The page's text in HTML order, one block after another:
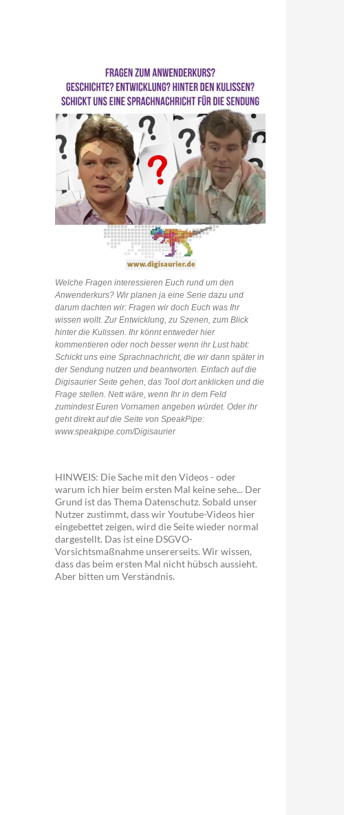
Welche Fragen interessieren Euch rund um den
Anwenderkurs? Wir planen ja eine Serie dazu und
darum dachten wir: Fragen wir doch Euch was Ihr
wissen wollt. Zur Entwicklung, zu Szenen, zum Blick
hinter die Kulissen. Ihr könnt entweder hier
kommentieren oder noch besser wenn ihr Lust habt:
Schickt uns eine Sprachnachricht, die wir dann später in
der Sendung nutzen und beantworten. Einfach auf die
Digisaurier Seite gehen, das Tool dort anklicken und die
Frage stellen. Nett wäre, wenn Ihr in dem Feld
zumindest Euren Vornamen angeben würdet. Oder ihr
geht direkt auf die Seite von SpeakPipe:
www.speakpipe.com/Digisaurier
HINWEIS: Die Sache mit den Videos - oder
warum ich hier beim ersten Mal keine sehe... Der
Grund ist das Thema Datenschutz. Sobald unser
Nutzer zustimmt, dass wir Youtube-Videos hier
eingebettet zeigen, wird die Seite wieder normal
dargestellt. Das ist eine DSGVO-
Vorsichtsmaßnahme unsererseits. Wir wissen,
dass das beim ersten Mal nicht hübsch aussieht.
Aber bitten um Verständnis.